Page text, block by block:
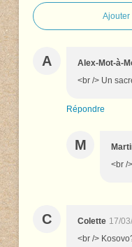
Ajouter
A Alex-Mot-à-
<br /> Un
Répondre
M
<br /
C Colette 17/
<br />